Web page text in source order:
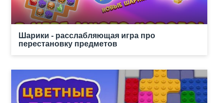
Шарики - расслабляющая игра про
перестановку предметов